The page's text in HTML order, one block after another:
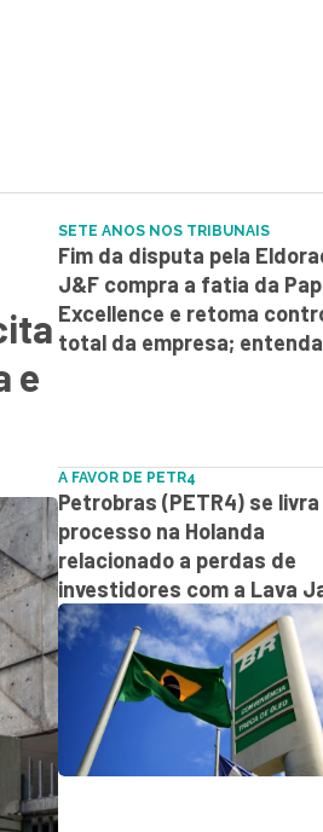
e
SETE ANOS NOS TRIBUNAIS
Fim da disputa pela
J&F compra a fatia da
Excellence e retoma
total da empresa; entenda
A FAVOR DE PETR4
Petrobras (PETR4) se
processo na Holanda
relacionado a perdas de
investidores com a Lava